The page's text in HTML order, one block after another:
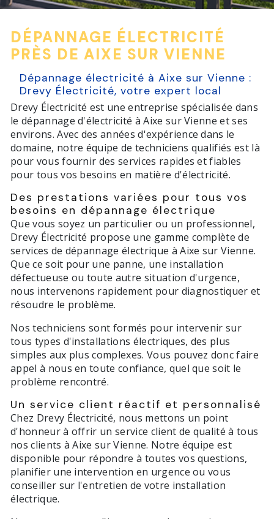
DÉPANNAGE ÉLECTRICITÉ
PRÈS DE AIXE SUR VIENNE
Dépannage électricité à Aixe sur Vienne :
Drevy Électricité, votre expert local
Drevy Électricité est une entreprise spécialisée dans
le dépannage d'électricité à Aixe sur Vienne et ses
environs. Avec des années d'expérience dans le
domaine, notre équipe de techniciens qualifiés est là
pour vous fournir des services rapides et fiables
pour tous vos besoins en matière d'électricité.
Des prestations variées pour tous vos
besoins en dépannage électrique
Que vous soyez un particulier ou un professionnel,
Drevy Électricité propose une gamme complète de
services de dépannage électrique à Aixe sur Vienne.
Que ce soit pour une panne, une installation
défectueuse ou toute autre situation d'urgence,
nous intervenons rapidement pour diagnostiquer et
résoudre le problème.
Nos techniciens sont formés pour intervenir sur
tous types d'installations électriques, des plus
simples aux plus complexes. Vous pouvez donc faire
appel à nous en toute confiance, quel que soit le
problème rencontré.
Un service client réactif et personnalisé
Chez Drevy Électricité, nous mettons un point
d'honneur à offrir un service client de qualité à tous
nos clients à Aixe sur Vienne. Notre équipe est
disponible pour répondre à toutes vos questions,
planifier une intervention en urgence ou vous
conseiller sur l'entretien de votre installation
électrique.